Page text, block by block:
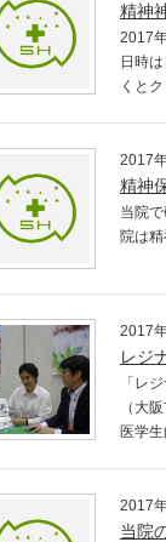
精神
2017
日時
くと
2017
精神
当院
院は
2017
レジ
「レ
（大
医学
2017
当院